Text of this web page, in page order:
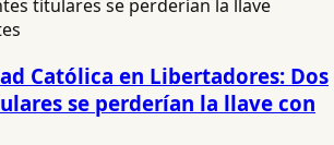
Católica en Libertadores: Dos
se perderían la llave con